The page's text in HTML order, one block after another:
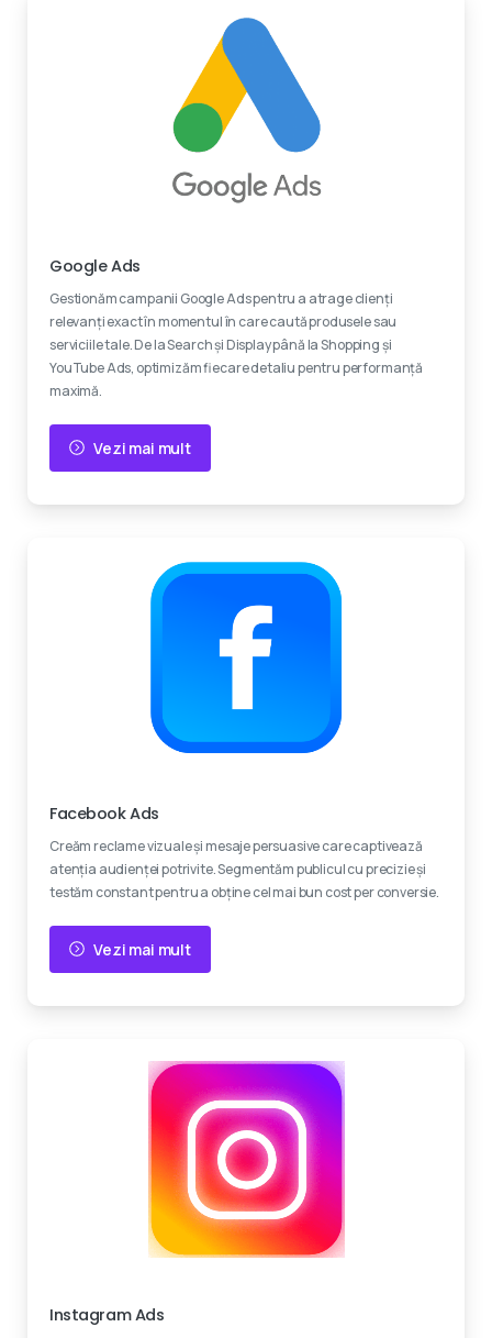
Google Ads
Gestionăm campanii Google Ads pentru a atrage clienți
relevanți exact în momentul în care caută produsele sau
serviciile tale. De la Search și Display până la Shopping și
YouTube Ads, optimizăm fiecare detaliu pentru performanță
maximă.
Vezi mai mult
Facebook Ads
Creăm reclame vizuale și mesaje persuasive care captivează
atenția audienței potrivite. Segmentăm publicul cu precizie și
testăm constant pentru a obține cel mai bun cost per conversie.
Vezi mai mult
Instagram Ads